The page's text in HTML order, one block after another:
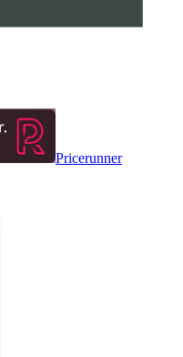
Pricerunner